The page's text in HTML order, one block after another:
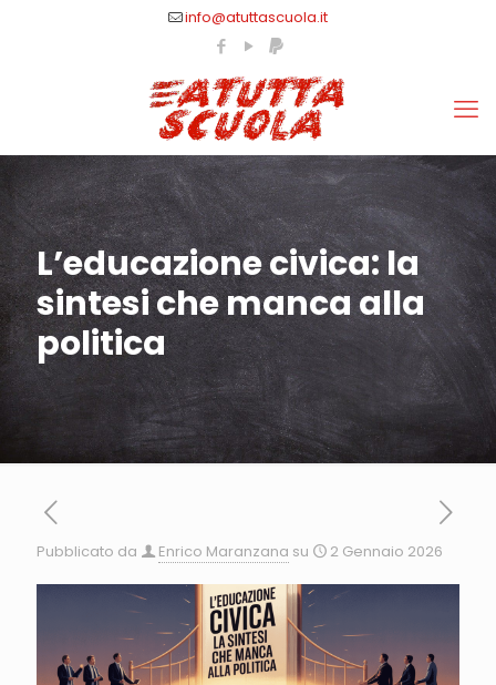
info@atuttascuola.it
L’educazione civica: la
sintesi che manca alla
politica
Pubblicato da Enrico Maranzana su 2 Gennaio 2026